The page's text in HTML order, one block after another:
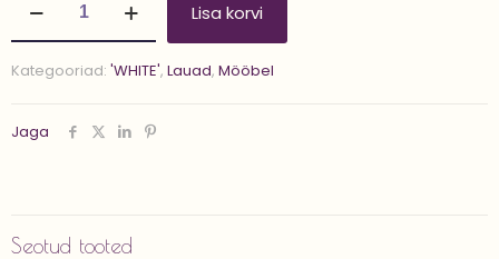
laud
'GRAP'
Lisa korvi
Kategooriad: 'WHITE', Lauad, Mööbel
Jaga
Seotud tooted